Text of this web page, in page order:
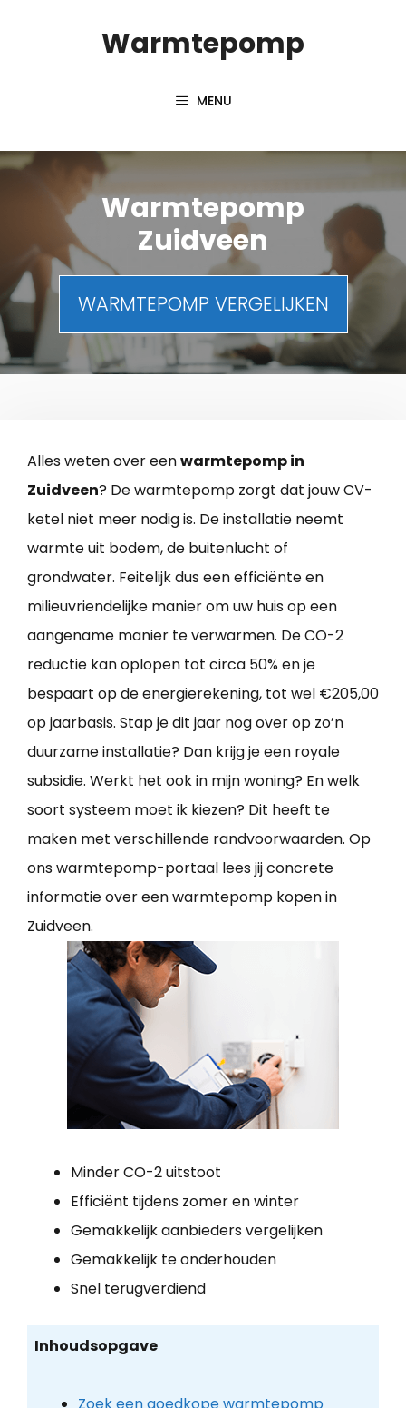
Warmtepomp
MENU
Warmtepomp
Zuidveen
WARMTEPOMP VERGELIJKEN
Alles weten over eenwarmtepomp in
Zuidveen? De warmtepomp zorgt dat jouw CV-
ketel niet meer nodig is. De installatie neemt
warmte uit bodem, de buitenlucht of
grondwater. Feitelijk dus een efficiënte en
milieuvriendelijke manier om uw huis op een
aangename manier te verwarmen. De CO-2
reductie kan oplopen tot circa 50% en je
bespaart op de energierekening, tot wel €205,00
op jaarbasis. Stap je dit jaar nog over op zo’n
duurzame installatie? Dan krijg je een royale
subsidie. Werkt het ook in mijn woning? En welk
soort systeem moet ik kiezen? Dit heeft te
maken met verschillende randvoorwaarden. Op
ons warmtepomp-portaal lees jij concrete
informatie over een warmtepomp kopen in
Zuidveen.
Minder CO-2 uitstoot
Efficiënt tijdens zomer en winter
Gemakkelijk aanbieders vergelijken
Gemakkelijk te onderhouden
Snel terugverdiend
Inhoudsopgave